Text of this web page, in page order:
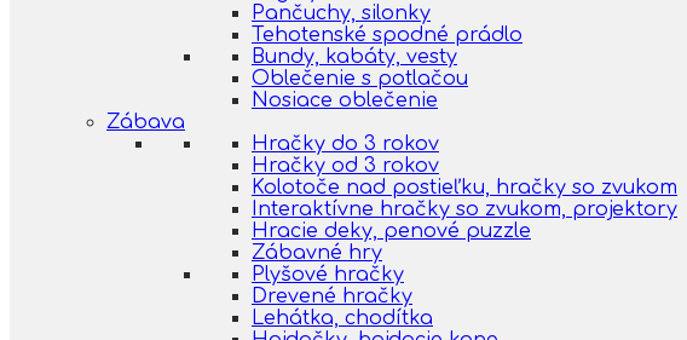
Pančuchy, silonky
Tehotenské spodné prádlo
Bundy, kabáty, vesty
Oblečenie s potlačou
Nosiace oblečenie
Zábava
Hračky do 3 rokov
Hračky od 3 rokov
Kolotoče nad postieľku, hračky so zvukom
Interaktívne hračky so zvukom, projektory
Hracie deky, penové puzzle
Zábavné hry
Plyšové hračky
Drevené hračky
Lehátka, chodítka